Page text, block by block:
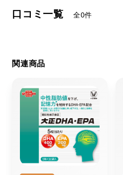
口コミ一覧 全0件
関連商品